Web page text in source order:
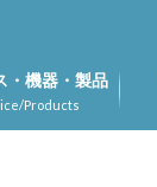
Products
・機器・製品